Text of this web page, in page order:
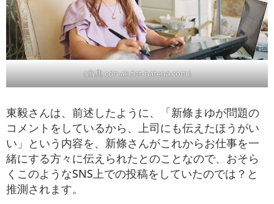
（出典 cdn-ak.f.st-hatena.com）
東毅さんは、前述したように、「新條まゆが問題の
コメントをしているから、上司にも伝えたほうがい
い」という内容を、新條さんがこれからお仕事を一
緒にする方々に伝えられたとのことなので、おそら
くこのようなSNS上での投稿をしていたのでは？と
推測されます。